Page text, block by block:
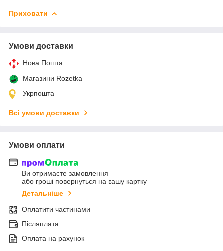
Приховати
Умови доставки
Нова Пошта
Магазини Rozetka
Укрпошта
Всі умови доставки
Умови оплати
Ви отримаєте замовлення
або гроші повернуться на вашу картку
Детальніше
Оплатити частинами
Післяплата
Оплата на рахунок